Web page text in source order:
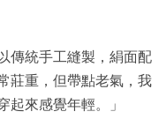
傳統手工縫製，絹面配
莊重，但帶點老氣，我
起來感覺年輕。」